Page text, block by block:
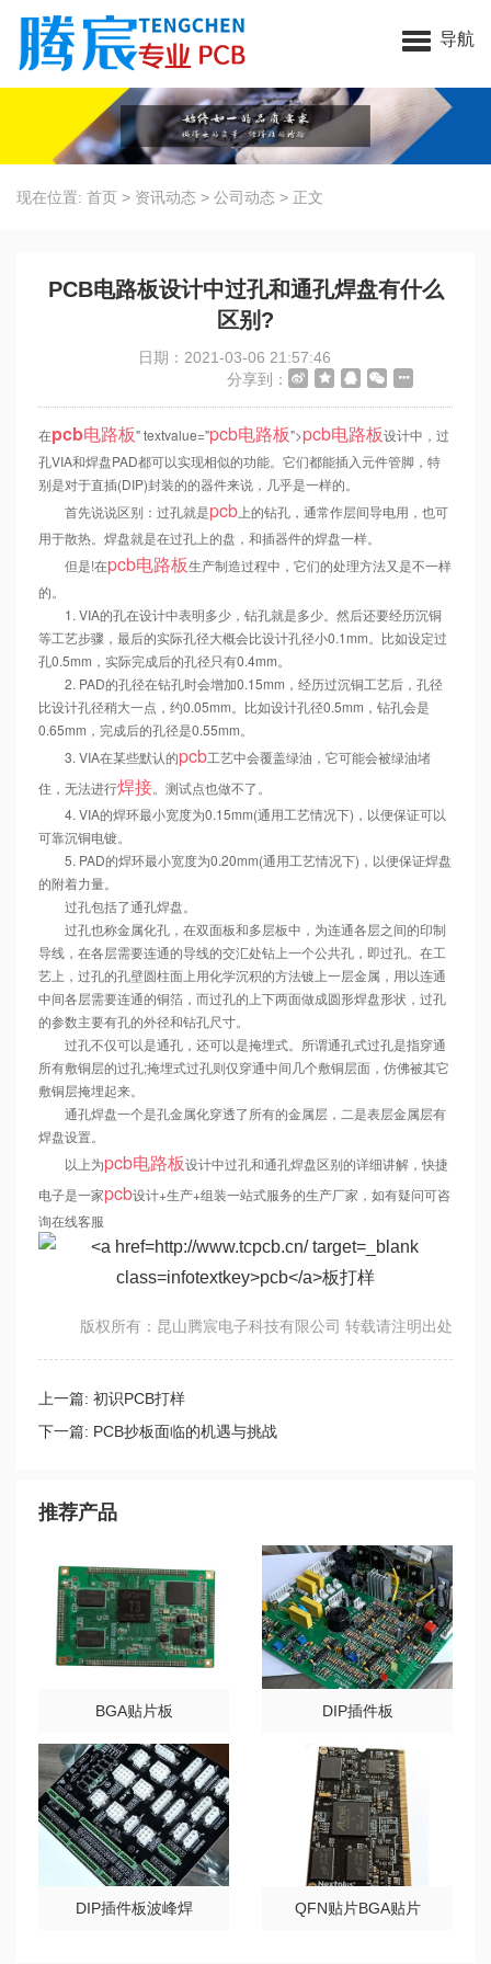
昆山腾宸电子科技有限公司
导航
现在位置: 首页 > 资讯动态 > 公司动态 > 正文
PCB电路板设计中过孔和通孔焊盘有什么
区别?
日期：2021-03-06 21:57:46
分享到：
在pcb电路板" textvalue="pcb电路板">pcb电路板设计中，过
孔VIA和焊盘PAD都可以实现相似的功能。它们都能插入元件管脚，特
别是对于直插(DIP)封装的的器件来说，几乎是一样的。
首先说说区别：过孔就是pcb 上的钻孔，通常作层间导电用，也可
用于散热。焊盘就是在过孔上的盘，和插器件的焊盘一样。
但是!在pcb电路板生产制造过程中，它们的处理方法又是不一样
的。
1. VIA的孔在设计中表明多少，钻孔就是多少。然后还要经历沉铜
等工艺步骤，最后的实际孔径大概会比设计孔径小0.1mm。比如设定过
孔0.5mm，实际完成后的孔径只有0.4mm。
2. PAD的孔径在钻孔时会增加0.15mm，经历过沉铜工艺后，孔径
比设计孔径稍大一点，约0.05mm。比如设计孔径0.5mm，钻孔会是
0.65mm，完成后的孔径是0.55mm。
3. VIA在某些默认的pcb工艺中会覆盖绿油，它可能会被绿油堵
住，无法进行焊接。测试点也做不了。
4. VIA的焊环最小宽度为0.15mm(通用工艺情况下)，以便保证可以
可靠沉铜电镀。
5. PAD的焊环最小宽度为0.20mm(通用工艺情况下)，以便保证焊盘
的附着力量。
过孔包括了通孔焊盘。
过孔也称金属化孔，在双面板和多层板中，为连通各层之间的印制
导线，在各层需要连通的导线的交汇处钻上一个公共孔，即过孔。在工
艺上，过孔的孔壁圆柱面上用化学沉积的方法镀上一层金属，用以连通
中间各层需要连通的铜箔，而过孔的上下两面做成圆形焊盘形状，过孔
的参数主要有孔的外径和钻孔尺寸。
过孔不仅可以是通孔，还可以是掩埋式。所谓通孔式过孔是指穿通
所有敷铜层的过孔;掩埋式过孔则仅穿通中间几个敷铜层面，仿佛被其它
敷铜层掩埋起来。
通孔焊盘一个是孔金属化穿透了所有的金属层，二是表层金属层有
焊盘设置。
以上为pcb电路板设计中过孔和通孔焊盘区别的详细讲解，快捷
电子是一家pcb设计+生产+组装一站式服务的生产厂家，如有疑问可咨
询在线客服
版权所有：昆山腾宸电子科技有限公司 转载请注明出处
上一篇: 初识PCB打样
下一篇: PCB抄板面临的机遇与挑战
推荐产品
BGA贴片板 DIP插件板
DIP插件板波峰焊 QFN贴片BGA贴片